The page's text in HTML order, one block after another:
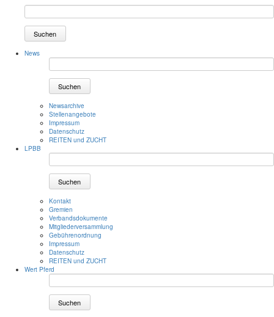
Suchen
News
Suchen
Newsarchive
Stellenangebote
Impressum
Datenschutz
REITEN und ZUCHT
LPBB
Suchen
Kontakt
Gremien
Verbandsdokumente
Mitgliederversammlung
Gebührenordnung
Impressum
Datenschutz
REITEN und ZUCHT
Wert Pferd
Suchen